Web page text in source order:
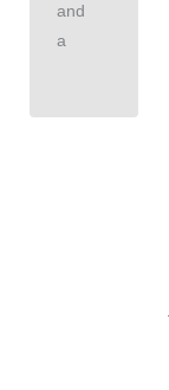
and
a